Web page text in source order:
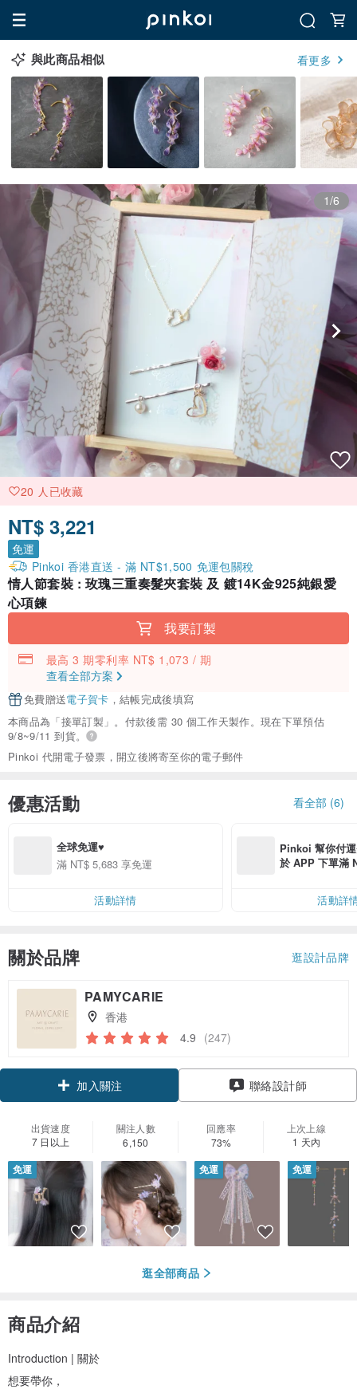
與此商品相似 看更多
1/6
20 人已收藏
NT$ 3,221
免運
Pinkoi 香港直送 - 滿 NT$1,500 免運包關稅
情人節套裝 : 玫瑰三重奏髮夾套裝 及 鍍14K金925純銀愛
心項鍊
我要訂製
最高 3 期零利率 NT$ 1,073 / 期
查看全部方案
免費贈送電子賀卡 ，結帳完成後填寫
本商品為「接單訂製」。付款後需 30 個工作天製作。現在下單預估
9/8~9/11 到貨。
Pinkoi 代開電子發票，開立後將寄至你的電子郵件
優惠活動 看全部 (6)
全球免運♥︎
滿 NT$ 5,683 享免運
活動詳情
Pinkoi 幫你付
於 APP 下單滿
活動詳
關於品牌 逛設計品牌
PAMYCARIE
香港
4.9 (247)
加入關注 聯絡設計師
出貨速度
7 日以上
關注人數
6,150
回應率
73%
上次上線
1 天內
免運 免運 免運
逛全部商品
商品介紹
Introduction | 關於
想要帶你，